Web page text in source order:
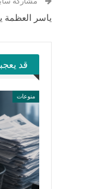
ياسر العظمة
قد
منوعات